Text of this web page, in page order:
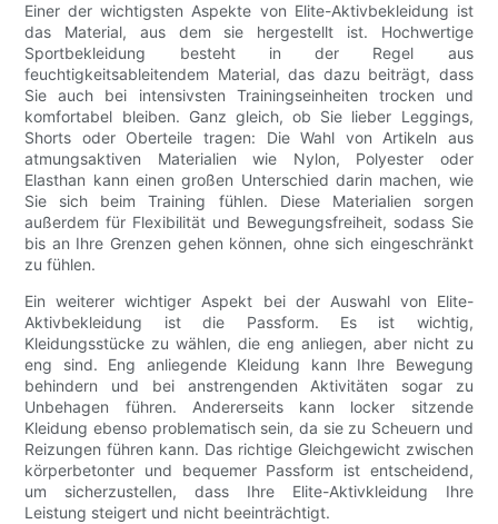
Einer der wichtigsten Aspekte von Elite-Aktivbekleidung ist
das Material, aus dem sie hergestellt ist. Hochwertige
Sportbekleidung besteht in der Regel aus
feuchtigkeitsableitendem Material, das dazu beiträgt, dass
Sie auch bei intensivsten Trainingseinheiten trocken und
komfortabel bleiben. Ganz gleich, ob Sie lieber Leggings,
Shorts oder Oberteile tragen: Die Wahl von Artikeln aus
atmungsaktiven Materialien wie Nylon, Polyester oder
Elasthan kann einen großen Unterschied darin machen, wie
Sie sich beim Training fühlen. Diese Materialien sorgen
außerdem für Flexibilität und Bewegungsfreiheit, sodass Sie
bis an Ihre Grenzen gehen können, ohne sich eingeschränkt
zu fühlen.
Ein weiterer wichtiger Aspekt bei der Auswahl von Elite-
Aktivbekleidung ist die Passform. Es ist wichtig,
Kleidungsstücke zu wählen, die eng anliegen, aber nicht zu
eng sind. Eng anliegende Kleidung kann Ihre Bewegung
behindern und bei anstrengenden Aktivitäten sogar zu
Unbehagen führen. Andererseits kann locker sitzende
Kleidung ebenso problematisch sein, da sie zu Scheuern und
Reizungen führen kann. Das richtige Gleichgewicht zwischen
körperbetonter und bequemer Passform ist entscheidend,
um sicherzustellen, dass Ihre Elite-Aktivkleidung Ihre
Leistung steigert und nicht beeinträchtigt.